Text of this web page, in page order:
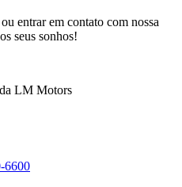
entrar em contato com nossa
seus sonhos!
LM Motors
6600